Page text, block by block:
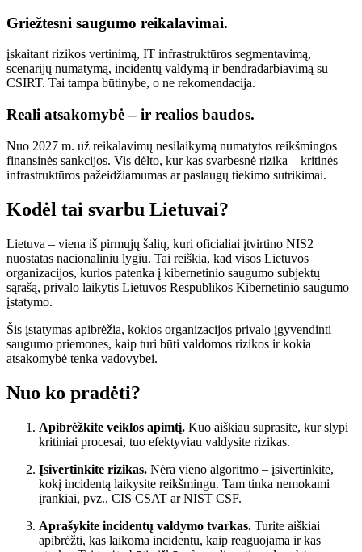
Griežtesni saugumo reikalavimai.
įskaitant rizikos vertinimą, IT infrastruktūros segmentavimą,
scenarijų numatymą, incidentų valdymą ir bendradarbiavimą su
CSIRT. Tai tampa būtinybe, o ne rekomendacija.
Reali atsakomybė – ir realios baudos.
Nuo 2027 m. už reikalavimų nesilaikymą numatytos reikšmingos
finansinės sankcijos. Vis dėlto, kur kas svarbesnė rizika – kritinės
infrastruktūros pažeidžiamumas ar paslaugų tiekimo sutrikimai.
Kodėl tai svarbu Lietuvai?
Lietuva – viena iš pirmųjų šalių, kuri oficialiai įtvirtino NIS2
nuostatas nacionaliniu lygiu. Tai reiškia, kad visos Lietuvos
organizacijos, kurios patenka į kibernetinio saugumo subjektų
sąrašą, privalo laikytis Lietuvos Respublikos Kibernetinio saugumo
įstatymo.
Šis įstatymas apibrėžia, kokios organizacijos privalo įgyvendinti
saugumo priemones, kaip turi būti valdomos rizikos ir kokia
atsakomybė tenka vadovybei.
Nuo ko pradėti?
Apibrėžkite veiklos apimtį. Kuo aiškiau suprasite, kur slypi
kritiniai procesai, tuo efektyviau valdysite rizikas.
Įsivertinkite rizikas. Nėra vieno algoritmo – įsivertinkite,
kokį incidentą laikysite reikšmingu. Tam tinka nemokami
įrankiai, pvz., CIS CSAT ar NIST CSF.
Aprašykite incidentų valdymo tvarkas. Turite aiškiai
apibrėžti, kas laikoma incidentu, kaip reaguojama ir kas